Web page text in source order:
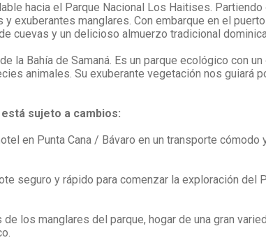
hacia el Parque Nacional Los Haitises.
exuberantes manglares. Con embarque en el
cuevas y un delicioso almuerzo tradicional
la Bahía de Samaná. Es un parque ecológico con
animales. Su exuberante vegetación nos
sujeto a cambios:
en Punta Cana / Bávaro en un transporte
seguro y rápido para comenzar la exploración
los manglares del parque, hogar de una gran